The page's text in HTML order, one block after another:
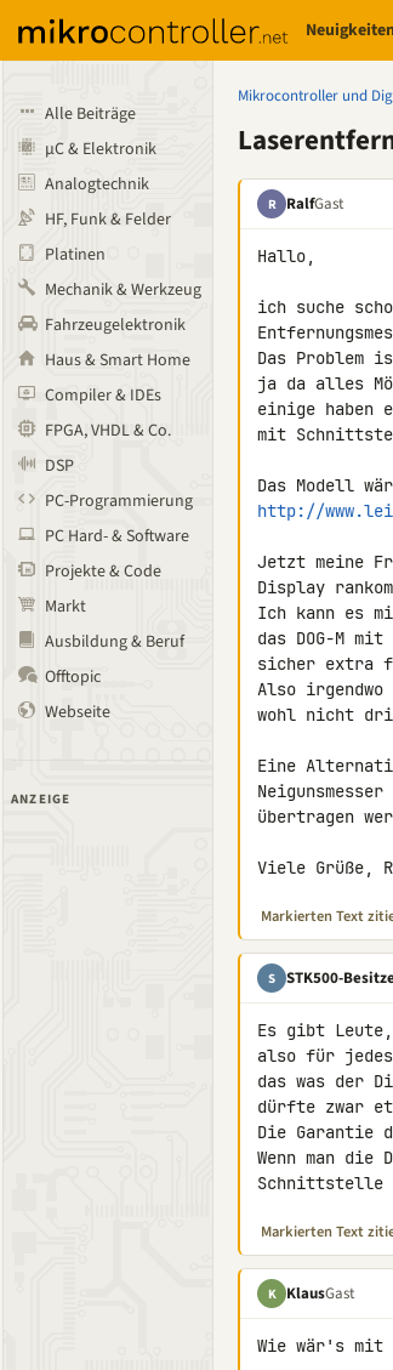
Alle Beiträge
µC & Elektronik
Analogtechnik
HF, Funk & Felder
Platinen
Mechanik & Werkzeug
Fahrzeugelektronik
Haus & Smart Home
Compiler & IDEs
FPGA, VHDL & Co.
DSP
PC-Programmierung
PC Hard- & Software
Projekte & Code
Markt
Ausbildung & Beruf
Offtopic
Webseite
ANZEIGE
Mikrocontroller und
R RalfGast
Hallo,
ich suche
Das Problem
ja da alles
einige haben
mit
http://
Jetzt meine
Display
Ich kann es
das DOG-M
sicher extra
Also
wohl nicht
Eine
übertragen
Viele Grüße,
Markierten Text
S STK500-
Es gibt
also für jedes
das was der
dürfte zwar
Die
Wenn man
Schnittstelle
Markierten Text
K KlausGast
Wie wär's mit